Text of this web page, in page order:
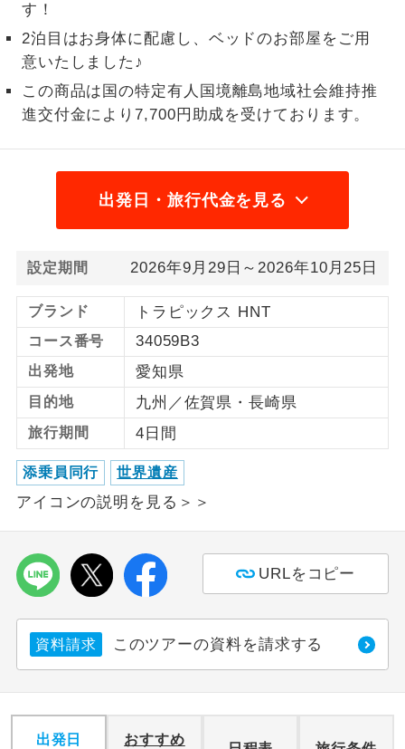
す！
2泊目はお身体に配慮し、ベッドのお部屋をご用
意いたしました♪
この商品は国の特定有人国境離島地域社会維持推
進交付金により7,700円助成を受けております。
出発日・旅行代金を見る
設定期間 2026年9月29日～2026年10月25日
ブランド トラピックス HNT
コース番号 34059B3
出発地 愛知県
目的地 九州／佐賀県・長崎県
旅行期間 4日間
添乗員同行 世界遺産
アイコンの説明を見る＞＞
URLをコピー
資料請求 このツアーの資料を請求する
出発日
おすすめ
トラベルイヤ
をじっくり聞くことができます。
す。
2名様から出発可能な個人型プランで
す。
スです。
金
コースです。
ご夫婦限定
ご夫婦限定でご参加いただけるコースで
す。
女性限定
女性限定でご参加いただけるコースで
す。
年齢制限あり
ご参加にあたり年齢に制限があるコース
です。
航空会社指定
利用航空会社が指定なので、ご出発の計
画にとても便利です。
す。
おひとり様バ
おひとり様でバス席を2席利⽤できま
す。